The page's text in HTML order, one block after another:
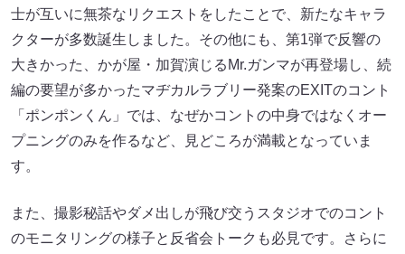
士が互いに無茶なリクエストをしたことで、新たなキャラ
クターが多数誕生しました。その他にも、第1弾で反響の
大きかった、かが屋・加賀演じるMr.ガンマが再登場し、続
編の要望が多かったマヂカルラブリー発案のEXITのコント
「ポンポンくん」では、なぜかコントの中身ではなくオー
プニングのみを作るなど、見どころが満載となっていま
す。
また、撮影秘話やダメ出しが飛び交うスタジオでのコント
のモニタリングの様子と反省会トークも必見です。さらに